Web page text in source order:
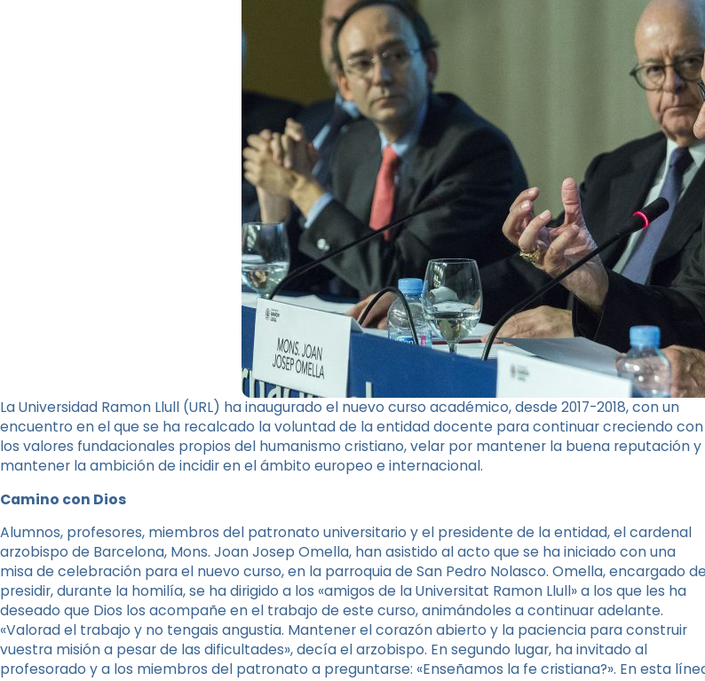
La Universidad Ramon Llull (URL) ha inaugurado el nuevo curso académico, desde 2017-2018, con un
encuentro en el que se ha recalcado la voluntad de la entidad docente para continuar creciendo con
los valores fundacionales propios del humanismo cristiano, velar por mantener la buena reputación y
mantener la ambición de incidir en el ámbito europeo e internacional.
Camino con Dios
Alumnos, profesores, miembros del patronato universitario y el presidente de la entidad, el cardenal
arzobispo de Barcelona, ​​Mons. Joan Josep Omella, han asistido al acto que se ha iniciado con una
misa de celebración para el nuevo curso, en la parroquia de San Pedro Nolasco. Omella, encargado de
presidir, durante la homilía, se ha dirigido a los «amigos de la Universitat Ramon Llull» a los que les ha
deseado que Dios los acompañe en el trabajo de este curso, animándoles a continuar adelante.
«Valorad el trabajo y no tengais angustia. Mantener el corazón abierto y la paciencia para construir
vuestra misión a pesar de las dificultades», decía el arzobispo. En segundo lugar, ha invitado al
profesorado y a los miembros del patronato a preguntarse: «Enseñamos la fe cristiana?». En esta